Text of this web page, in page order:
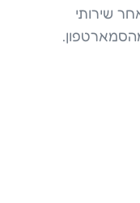
אחר שירותי